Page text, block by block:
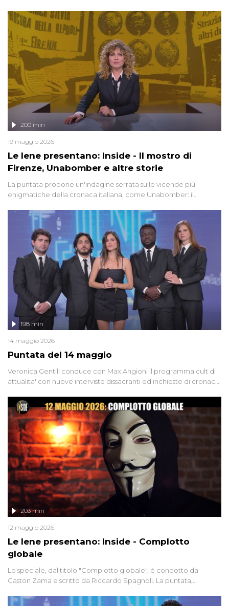
Le Iene presentano: Inside - Il mostro di
Firenze, Unabomber e altre storie
200 min
19 maggio 2026
La puntata propone un'indagine serrata sulle vicende più
enigmatiche della cronaca italiana, come Unabomber: il
'90 e il 2000 che, inquietantemente, potrebbe essere ancora in
libertà. Lo speciale affronta inoltre le zone d'ombra sul Mostro di
Firenze, le cui responsabilità appaiono ancora oggi avvolte in un
groviglio di dubbi mai chiariti. Nel corso dello speciale anche
l'intervista inedita a Olindo Romano, realizzata ne...
Puntata del 14 maggio
198 min
14 maggio 2026
Veronica Gentili conduce con Max Angioni il programma cult di
attualita' con nuove interviste dissacranti ed inchieste di cronaca
Le Iene presentano: Inside - Complotto
globale
203 min
12 maggio 2026
Lo speciale, dal titolo "Complotto globale", è condotto da
Gaston Zama e scritto da Riccardo Spagnoli. La puntata,
racconta l'universo delle narrazioni alternative, dei sospetti